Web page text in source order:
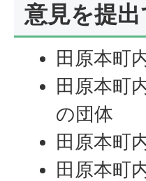
意見を提
田原本町
田原本町
の団体
田原本町
田原本町